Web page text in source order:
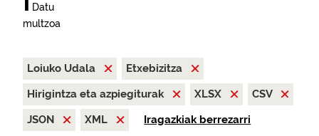
Datu
multzoa
Loiuko Udala
Etxebizitza
Hirigintza eta azpiegiturak
XLSX
CSV
JSON
XML Iragazkiak berrezarri